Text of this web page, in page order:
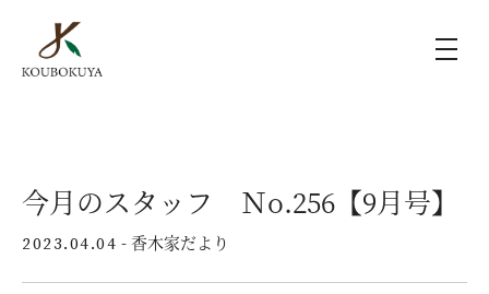
施工事例
ラインナップ
今月のスタッフ Ｎo.256【9月号】
2023.04.04 - 香木家だより